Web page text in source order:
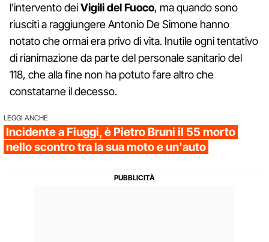
l'intervento deiVigili del Fuoco, ma quando sono
riusciti a raggiungere Antonio De Simone hanno
notato che ormai era privo di vita. Inutile ogni tentativo
di rianimazione da parte del personale sanitario del
118, che alla fine non ha potuto fare altro che
constatarne il decesso.
LEGGI ANCHE
Incidente a Fiuggi, è Pietro Bruni il 55 morto
nello scontro tra la sua moto e un'auto